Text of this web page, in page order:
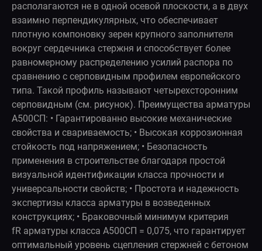
располагаются не в одной осевой плоскости, а в двух
взаимно перпендикулярных, что обеспечивает
плотную компоновку зерен крупного заполнителя
вокруг сердечника стержня и способствует более
равномерному распределению усилий распора по
сравнению с серповидным профилем европейского
типа. Такой профиль называют четырехсторонним
серповидным (см. рисунок). Преимущества арматуры
А500СП: • Гарантированно высокие механические
свойства и свариваемость; • Высокая коррозионная
стойкость под напряжением; • Безопасность
применения в строительстве благодаря простой
визуальной идентификации класса прочности и
универсальности свойств; • Простота и надежность
экспертизы класса арматуры в возведенных
конструкциях; • Браковочный минимум критерия
fR арматуры класса А500СП = 0,075, что гарантирует
оптимальный уровень сцепления стержней с бетоном